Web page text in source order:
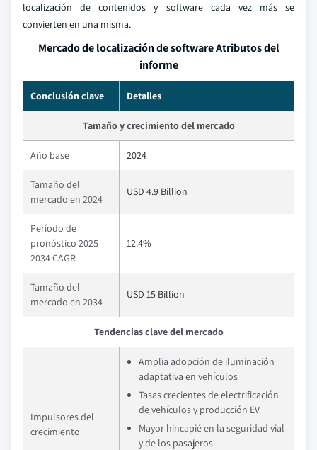
localización de contenidos y software cada vez más se
convierten en una misma.
Mercado de localización de software Atributos del
informe
Conclusión clave Detalles
Tamaño y crecimiento del mercado
Año base 2024
Tamaño del
mercado en 2024
USD 4.9 Billion
Período de
pronóstico 2025 -
2034 CAGR
12.4%
Tamaño del
mercado en 2034
USD 15 Billion
Tendencias clave del mercado
Impulsores del
crecimiento
Amplia adopción de iluminación
adaptativa en vehículos
Tasas crecientes de electrificación
de vehículos y producción EV
Mayor hincapié en la seguridad vial
y de los pasajeros